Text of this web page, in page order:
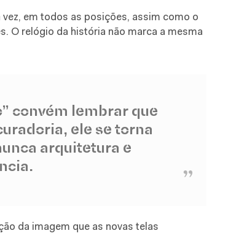
em todos as posições, assim como o
O relógio da história não marca a mesma
convém lembrar que
ele se torna
arquitetura e
da imagem que as novas telas